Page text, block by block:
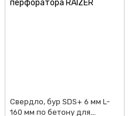
Свердло, бур SDS+ 6 мм L-
160 мм по бетону для